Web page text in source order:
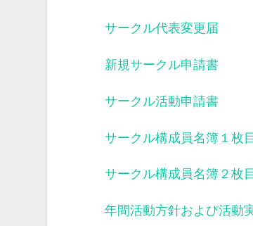
サークル代表変更届
新規サークル申請書
サークル活動申請書
サークル構成員名簿１枚
サークル構成員名簿２枚
年間活動方針および活動